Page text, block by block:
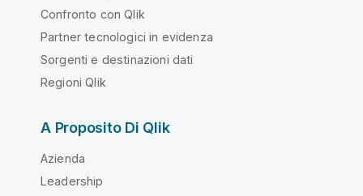
Confronto con Qlik
Partner tecnologici in evidenza
Sorgenti e destinazioni dati
Regioni Qlik
A Proposito Di Qlik
Azienda
Leadership